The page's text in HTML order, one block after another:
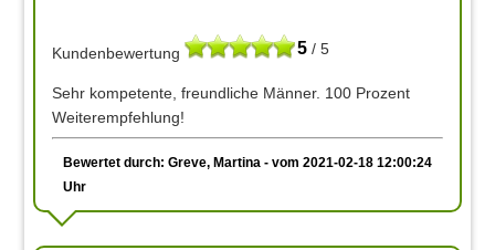
5 / 5
Kundenbewertung
Sehr kompetente, freundliche Männer. 100 Prozent
Weiterempfehlung!
Bewertet durch: Greve, Martina - vom 2021-02-18 12:00:24
Uhr